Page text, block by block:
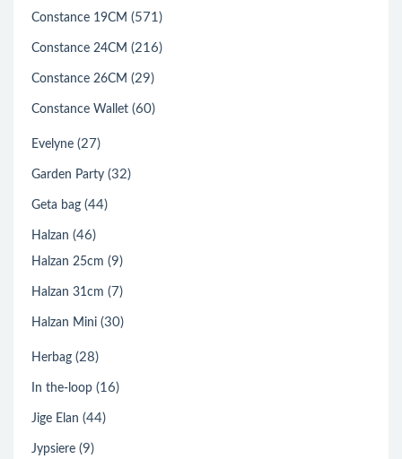
Constance 19CM (571)
Constance 24CM (216)
Constance 26CM (29)
Constance Wallet (60)
Evelyne (27)
Garden Party (32)
Geta bag (44)
Halzan (46)
Halzan 25cm (9)
Halzan 31cm (7)
Halzan Mini (30)
Herbag (28)
In the-loop (16)
Jige Elan (44)
Jypsiere (9)